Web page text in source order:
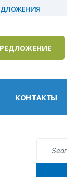
КОНТАКТЫ